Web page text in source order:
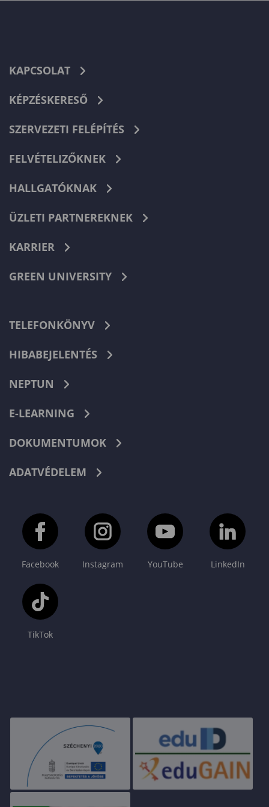
KAPCSOLAT
KÉPZÉSKERESŐ
SZERVEZETI FELÉPÍTÉS
FELVÉTELIZŐKNEK
HALLGATÓKNAK
ÜZLETI PARTNEREKNEK
KARRIER
GREEN UNIVERSITY
TELEFONKÖNYV
HIBABEJELENTÉS
NEPTUN
E-LEARNING
DOKUMENTUMOK
ADATVÉDELEM
Facebook Instagram YouTube LinkedIn
TikTok